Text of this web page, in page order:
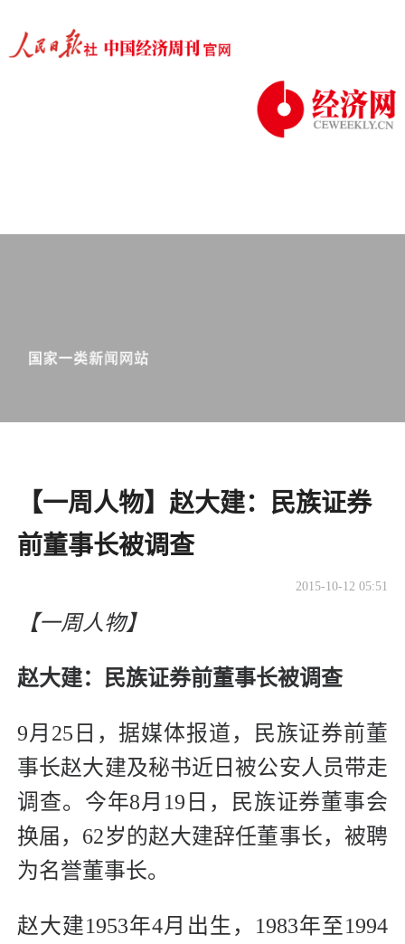
【一周人物】赵大建：民族证券
前董事长被调查
2015-10-12 05:51
【一周人物】
赵大建：民族证券前董事长被调查
9月25日，据媒体报道，民族证券前董
事长赵大建及秘书近日被公安人员带走
调查。今年8月19日，民族证券董事会
换届，62岁的赵大建辞任董事长，被聘
为名誉董事长。
赵大建1953年4月出生，1983年至1994